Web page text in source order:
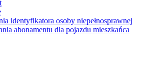
identyfikatora osoby niepełnosprawnej
abonamentu dla pojazdu mieszkańca